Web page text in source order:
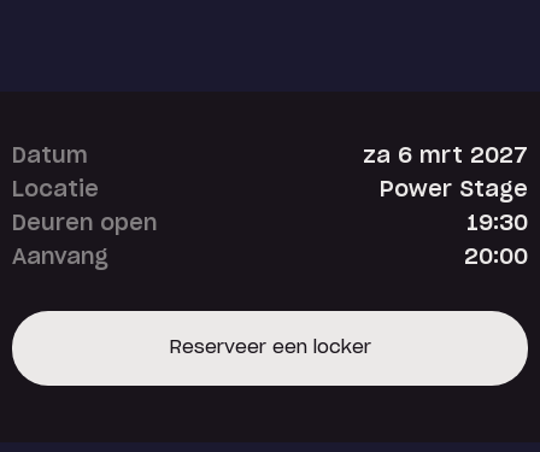
Datum
za 6 mrt 2027
Locatie
Power Stage
Deuren open
19:30
Aanvang
20:00
Reserveer een locker